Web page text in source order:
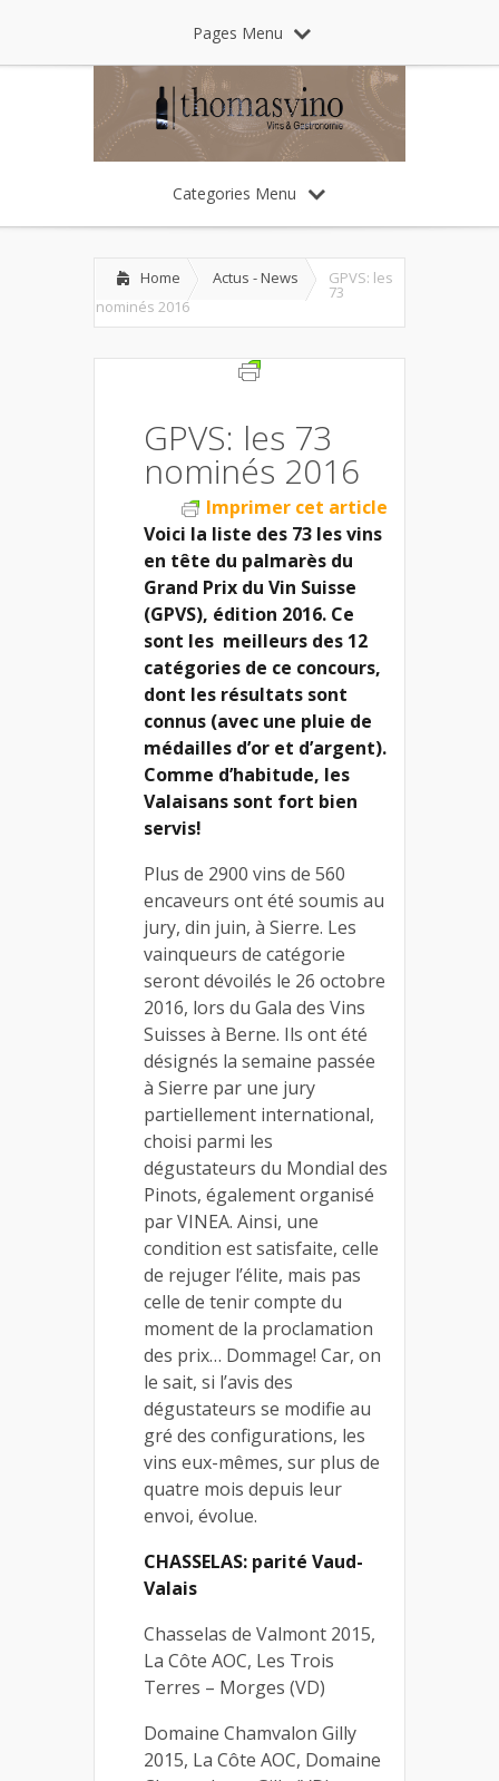
Pages Menu
Categories Menu
Home Actus - News GPVS: les
73
nominés 2016
GPVS: les 73
nominés 2016
Imprimer cet article
Voici la liste des 73 les vins
en tête du palmarès du
Grand Prix du Vin Suisse
(GPVS), édition 2016. Ce
sont les meilleurs des 12
catégories de ce concours,
dont les résultats sont
connus (avec une pluie de
médailles d’or et d’argent).
Comme d’habitude, les
Valaisans sont fort bien
servis!
Plus de 2900 vins de 560
encaveurs ont été soumis au
jury, din juin, à Sierre. Les
vainqueurs de catégorie
seront dévoilés le 26 octobre
2016, lors du Gala des Vins
Suisses à Berne. Ils ont été
désignés la semaine passée
à Sierre par une jury
partiellement international,
choisi parmi les
dégustateurs du Mondial des
Pinots, également organisé
par VINEA. Ainsi, une
condition est satisfaite, celle
de rejuger l’élite, mais pas
celle de tenir compte du
moment de la proclamation
des prix… Dommage! Car, on
le sait, si l’avis des
dégustateurs se modifie au
gré des configurations, les
vins eux-mêmes, sur plus de
quatre mois depuis leur
envoi, évolue.
CHASSELAS: parité Vaud-
Valais
Chasselas de Valmont 2015,
La Côte AOC, Les Trois
Terres – Morges (VD)
Domaine Chamvalon Gilly
2015, La Côte AOC, Domaine